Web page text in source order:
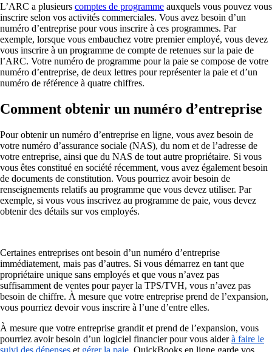
L’ARC a plusieurs comptes de programme auxquels vous pouvez vous
inscrire selon vos activités commerciales. Vous avez besoin d’un
numéro d’entreprise pour vous inscrire à ces programmes. Par
exemple, lorsque vous embauchez votre premier employé, vous devez
vous inscrire à un programme de compte de retenues sur la paie de
l’ARC. Votre numéro de programme pour la paie se compose de votre
numéro d’entreprise, de deux lettres pour représenter la paie et d’un
numéro de référence à quatre chiffres.
Comment obtenir un numéro d’entreprise
Pour obtenir un numéro d’entreprise en ligne, vous avez besoin de
votre numéro d’assurance sociale (NAS), du nom et de l’adresse de
votre entreprise, ainsi que du NAS de tout autre propriétaire. Si vous
vous êtes constitué en société récemment, vous avez également besoin
de documents de constitution. Vous pourriez avoir besoin de
renseignements relatifs au programme que vous devez utiliser. Par
exemple, si vous vous inscrivez au programme de paie, vous devez
obtenir des détails sur vos employés.
Certaines entreprises ont besoin d’un numéro d’entreprise
immédiatement, mais pas d’autres. Si vous démarrez en tant que
propriétaire unique sans employés et que vous n’avez pas
suffisamment de ventes pour payer la TPS/TVH, vous n’avez pas
besoin de chiffre. À mesure que votre entreprise prend de l’expansion,
vous pourriez devoir vous inscrire à l’une d’entre elles.
À mesure que votre entreprise grandit et prend de l’expansion, vous
pourriez avoir besoin d’un logiciel financier pour vous aider à faire le
suivi des dépenses et gérer la paie, QuickBooks en ligne garde vos